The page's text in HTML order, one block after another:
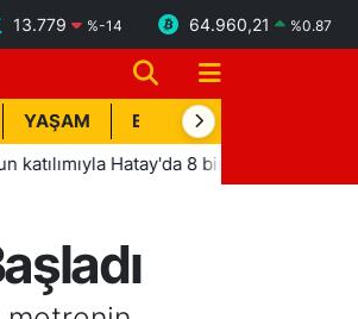
13.779 %-14 64.960,21 %0.87
YAŞAM BİK İLAN
8 bin 500 hak sahibinin konutu